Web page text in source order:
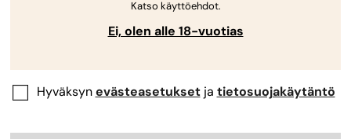
Katso käyttöehdot.
Ei, olen alle 18-vuotias
Hyväksynevästeasetuksetja tietosuojakäytäntö